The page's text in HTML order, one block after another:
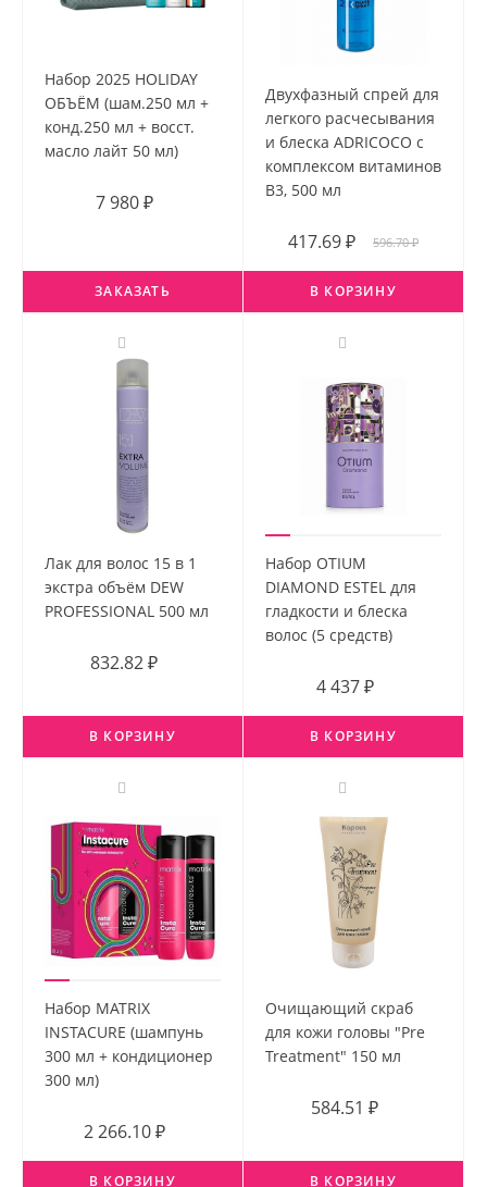
Набор 2025 HOLIDAY
ОБЪЁМ (шам.250 мл +
конд.250 мл + восст.
масло лайт 50 мл)
7 980 ₽
ЗАКАЗАТЬ
Двухфазный спрей для
легкого расчесывания
и блеска ADRICOCO с
комплексом витаминов
B3, 500 мл
417.69 ₽ 596.70 ₽
В КОРЗИНУ
Лак для волос 15 в 1
экстра объём DEW
PROFESSIONAL 500 мл
832.82 ₽
В КОРЗИНУ
Набор OTIUM
DIAMOND ESTEL для
гладкости и блеска
волос (5 средств)
4 437 ₽
В КОРЗИНУ
Набор MATRIX
INSTACURE (шампунь
300 мл + кондиционер
300 мл)
2 266.10 ₽
В КОРЗИНУ
Очищающий скраб
для кожи головы "Pre
Treatment" 150 мл
584.51 ₽
В КОРЗИНУ